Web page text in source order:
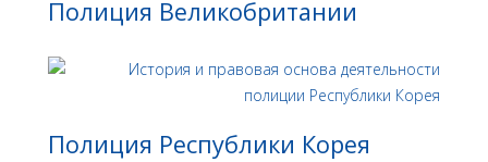
Полиция Великобритании
Полиция Республики Корея